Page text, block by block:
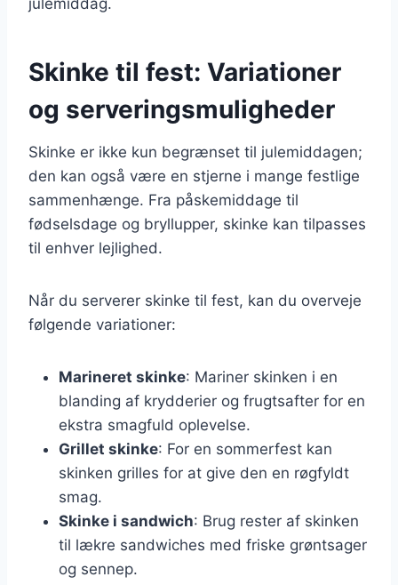
Skinke til fest: Variationer
og serveringsmuligheder
Skinke er ikke kun begrænset til julemiddagen;
den kan også være en stjerne i mange festlige
sammenhænge. Fra påskemiddage til
fødselsdage og bryllupper, skinke kan tilpasses
til enhver lejlighed.
Når du serverer skinke til fest, kan du overveje
følgende variationer:
Marineret skinke: Mariner skinken i en
blanding af krydderier og frugtsafter for en
ekstra smagfuld oplevelse.
Grillet skinke: For en sommerfest kan
skinken grilles for at give den en røgfyldt
smag.
Skinke i sandwich: Brug rester af skinken
til lækre sandwiches med friske grøntsager
og sennep.